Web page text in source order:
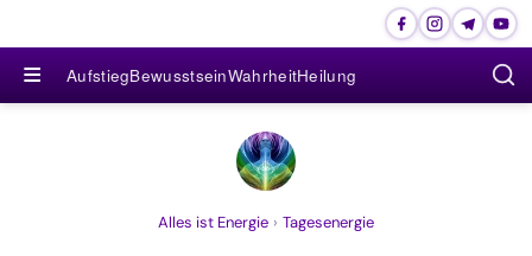
≡ AufstiegBewusstseinWahrheitHeilung
Alles ist Energie › Tagesenergie